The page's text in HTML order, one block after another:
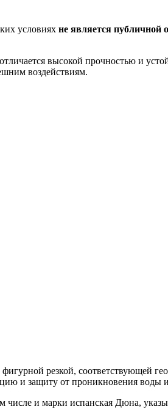
условиях не является публичной
высокой прочностью и
воздействиям.
резкой, соответствующей
и защиту от проникновения воды и
и марки испанская Дюна,